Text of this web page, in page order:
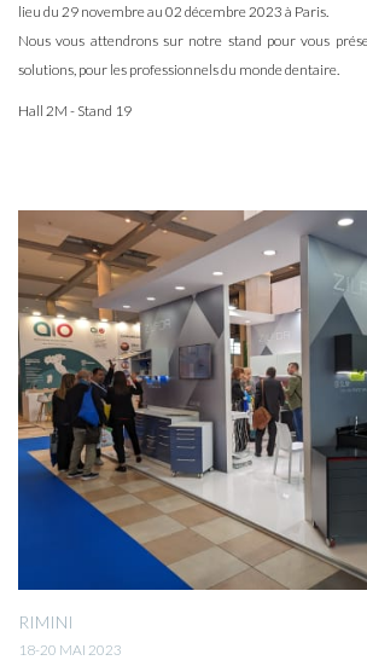
lieu du 29 novembre au 02 décembre 2023 à Paris.
Nous vous attendrons sur notre stand pour vous
solutions, pour les professionnels du monde dentaire.
Hall 2M - Stand 19
RIMINI
18-20 MAI 2023